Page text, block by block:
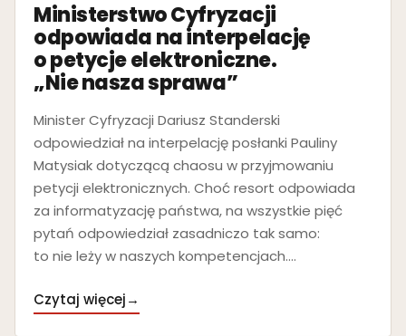
Ministerstwo Cyfryzacji
odpowiada na interpelację
o petycje elektroniczne.
„Nie nasza sprawa”
Minister Cyfryzacji Dariusz Standerski
odpowiedział na interpelację posłanki Pauliny
Matysiak dotyczącą chaosu w przyjmowaniu
petycji elektronicznych. Choć resort odpowiada
za informatyzację państwa, na wszystkie pięć
pytań odpowiedział zasadniczo tak samo:
to nie leży w naszych kompetencjach.…
Czytaj więcej→